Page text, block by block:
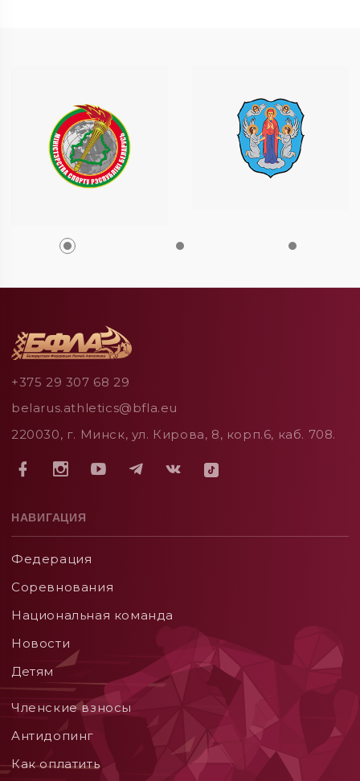
+375 29 307 68 29
belarus.athletics@bfla.eu
220030, г. Минск, ул. Кирова, 8, корп.6, каб. 708.
НАВИГАЦИЯ
Федерация
Соревнования
Национальная команда
Новости
Детям
Членские взносы
Aнтидопинг
Как оплатить